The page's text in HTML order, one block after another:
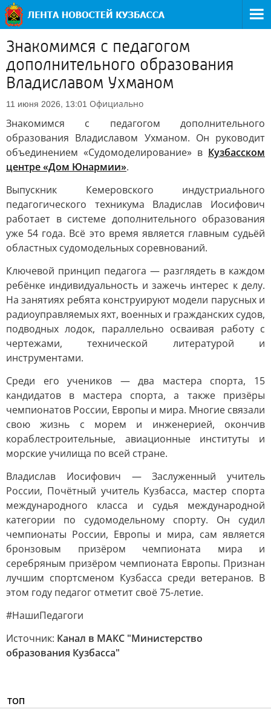
Знакомимся с педагогом
дополнительного образования
Владиславом Ухманом
11 июня 2026, 13:01 Официально
Знакомимся с педагогом дополнительного
образования Владиславом Ухманом. Он руководит
объединением «Судомоделирование» в Кузбасском
центре «Дом Юнармии».
Выпускник Кемеровского индустриального
педагогического техникума Владислав Иосифович
работает в системе дополнительного образования
уже 54 года. Всё это время является главным судьёй
областных судомодельных соревнований.
Ключевой принцип педагога — разглядеть в каждом
ребёнке индивидуальность и зажечь интерес к делу.
На занятиях ребята конструируют модели парусных и
радиоуправляемых яхт, военных и гражданских судов,
подводных лодок, параллельно осваивая работу с
чертежами, технической литературой и
инструментами.
Среди его учеников — два мастера спорта, 15
кандидатов в мастера спорта, а также призёры
чемпионатов России, Европы и мира. Многие связали
свою жизнь с морем и инженерией, окончив
кораблестроительные, авиационные институты и
морские училища по всей стране.
Владислав Иосифович — Заслуженный учитель
России, Почётный учитель Кузбасса, мастер спорта
международного класса и судья международной
категории по судомодельному спорту. Он судил
чемпионаты России, Европы и мира, сам является
бронзовым призёром чемпионата мира и
серебряным призёром чемпионата Европы. Признан
лучшим спортсменом Кузбасса среди ветеранов. В
этом году педагог отметит своё 75-летие.
#НашиПедагоги
Источник: Канал в МАКС "Министерство
образования Кузбасса"
ТОП